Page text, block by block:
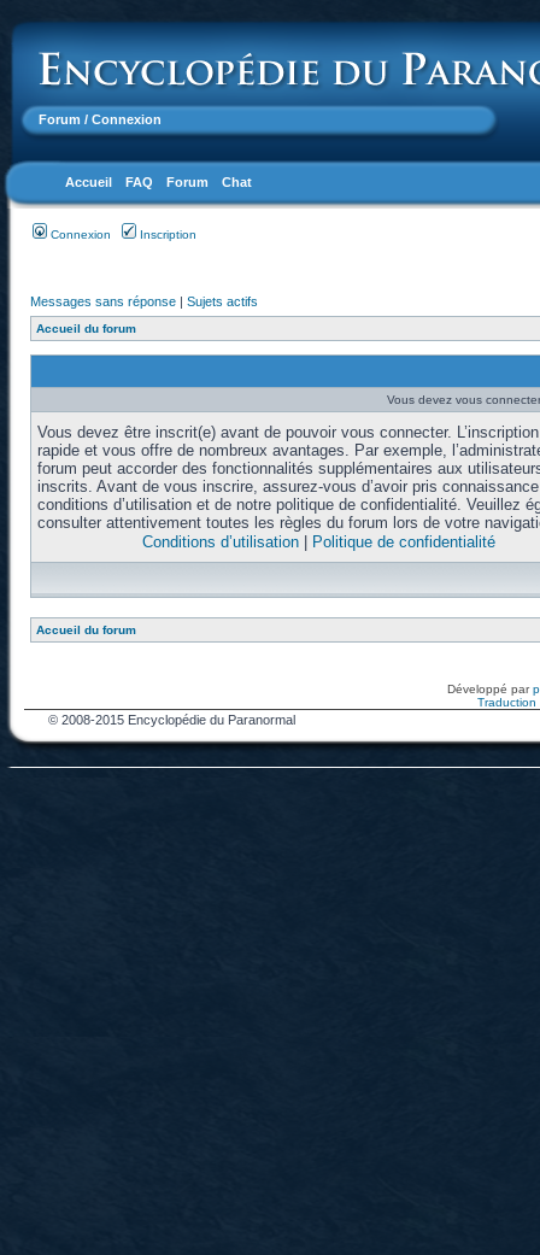
Forum / Connexion
Accueil FAQ Forum Chat
Connexion Inscription
Messages sans réponse | Sujets actifs
Accueil du forum
Vous devez vous
Vous devez être inscrit(e) avant de pouvoir vous connecter.
rapide et vous offre de nombreux avantages. Par exemple,
forum peut accorder des fonctionnalités supplémentaires aux
inscrits. Avant de vous inscrire, assurez-vous d’avoir pris
conditions d’utilisation et de notre politique de confidentialité. Veuillez
consulter attentivement toutes les règles du forum lors de votre
Conditions d’utilisation| Politique de confidentialité
Accueil du forum
Développé par
Traduction
© 2008-2015 Encyclopédie du Paranormal